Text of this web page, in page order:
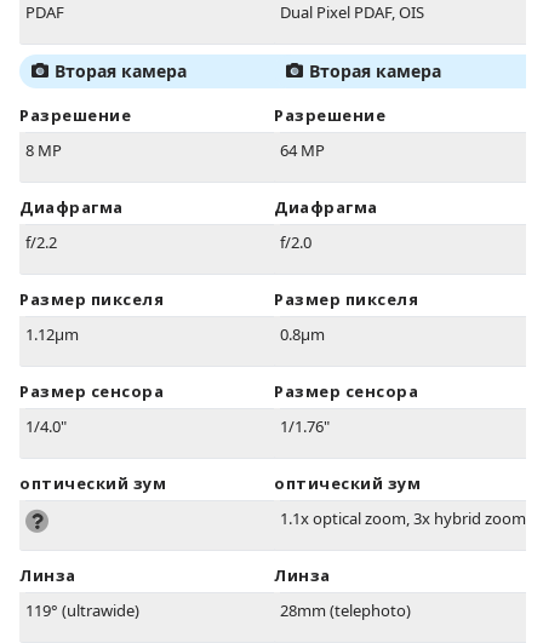
PDAF
Вторая камера
Разрешение
8 MP
Диафрагма
f/2.2
Размер пикселя
1.12µm
Размер сенсора
1/4.0"
оптический зум
Линза
119° (ultrawide)
Dual Pixel PDAF, OIS
Вторая камера
Разрешение
64 MP
Диафрагма
f/2.0
Размер пикселя
0.8µm
Размер сенсора
1/1.76"
оптический зум
1.1x optical zoom, 3x hybrid zoom
Линза
28mm (telephoto)